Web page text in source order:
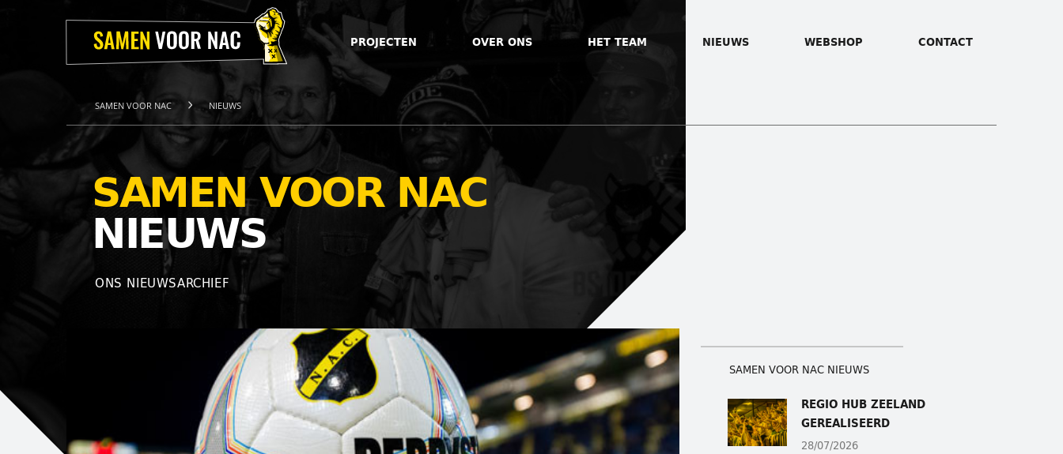
PROJECTEN OVER ONS HET TEAM NIEUWS WEBSHOP CONTACT
SAMEN VOOR NAC NIEUWS
SAMEN VOOR NAC
NIEUWS
ONS NIEUWSARCHIEF
SAMEN VOOR NAC NIEUWS
REGIO HUB ZEELAND
GEREALISEERD
28/07/2026